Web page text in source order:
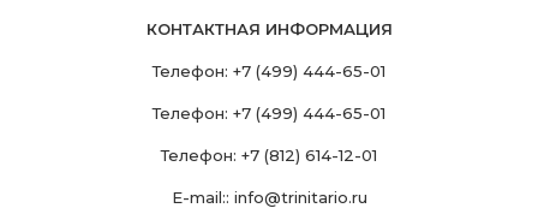
КОНТАКТНАЯ ИНФОРМАЦИЯ
Телефон: +7 (499) 444-65-01
Телефон: +7 (499) 444-65-01
Телефон: +7 (812) 614-12-01
E-mail:: info@trinitario.ru